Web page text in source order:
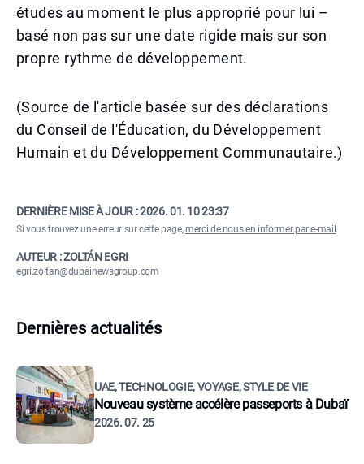
études au moment le plus approprié pour lui –
basé non pas sur une date rigide mais sur son
propre rythme de développement.
(Source de l'article basée sur des déclarations
du Conseil de l'Éducation, du Développement
Humain et du Développement Communautaire.)
DERNIÈRE MISE À JOUR :2026. 01. 10 23:37
Si vous trouvez une erreur sur cette page,merci de nous en informer par e-mail .
AUTEUR : ZOLTÁN EGRI
egri.zoltan@dubainewsgroup.com
Dernières actualités
UAE, TECHNOLOGIE, VOYAGE, STYLE DE VIE
Nouveau système accélère passeports à Dubaï
2026. 07. 25